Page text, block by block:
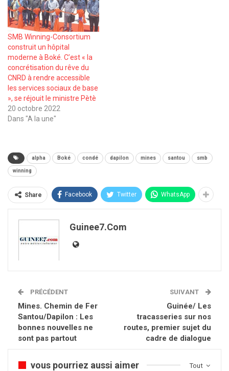
SMB Winning-Consortium
construit un hôpital
moderne à Boké. C’est « la
concrétisation du rêve du
CNRD à rendre accessible
les services sociaux de base
», se réjouit le ministre Pètè
20 octobre 2022
Dans "A la une"
alpha Boké condé dapilon mines santou smb
winning
Share Facebook Twitter WhatsApp
Guinee7.com
PRÉCÉDENT
Mines. Chemin de Fer
Santou/Dapilon : Les
bonnes nouvelles ne
sont pas partout
SUIVANT
Guinée/ Les
tracasseries sur nos
routes, premier sujet du
cadre de dialogue
Tout
vous pourriez aussi aimer